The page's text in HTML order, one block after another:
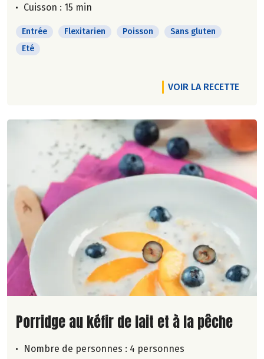
Cuisson : 15 min
Entrée Flexitarien Poisson
Sans gluten
Eté
VOIR LA RECETTE
Lire la suite de la recette
Porridge au kéfir de lait et à la pêche
Nombre de personnes : 4 personnes